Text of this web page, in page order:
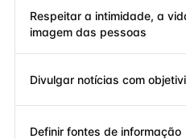
Respeitar a intimidade, a
imagem das pessoas
Divulgar notícias com
Definir fontes de informação